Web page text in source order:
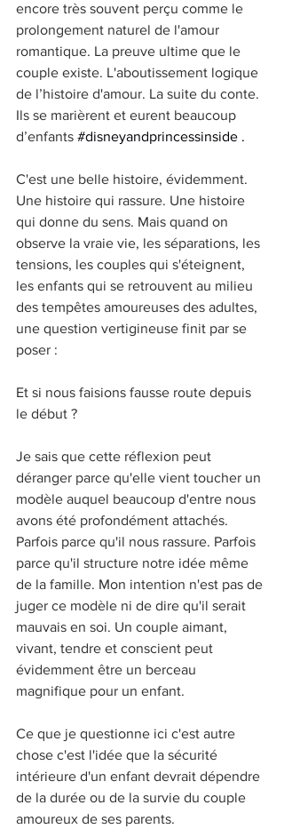
encore très souvent perçu comme le
prolongement naturel de l'amour
romantique. La preuve ultime que le
couple existe. L'aboutissement logique
de l’histoire d'amour. La suite du conte.
Ils se marièrent et eurent beaucoup
d’enfants #disneyandprincessinside .
C'est une belle histoire, évidemment.
Une histoire qui rassure. Une histoire
qui donne du sens. Mais quand on
observe la vraie vie, les séparations, les
tensions, les couples qui s'éteignent,
les enfants qui se retrouvent au milieu
des tempêtes amoureuses des adultes,
une question vertigineuse finit par se
poser :
Et si nous faisions fausse route depuis
le début ?
Je sais que cette réflexion peut
déranger parce qu'elle vient toucher un
modèle auquel beaucoup d'entre nous
avons été profondément attachés.
Parfois parce qu'il nous rassure. Parfois
parce qu'il structure notre idée même
de la famille. Mon intention n'est pas de
juger ce modèle ni de dire qu'il serait
mauvais en soi. Un couple aimant,
vivant, tendre et conscient peut
évidemment être un berceau
magnifique pour un enfant.
Ce que je questionne ici c'est autre
chose c'est l'idée que la sécurité
intérieure d'un enfant devrait dépendre
de la durée ou de la survie du couple
amoureux de ses parents.